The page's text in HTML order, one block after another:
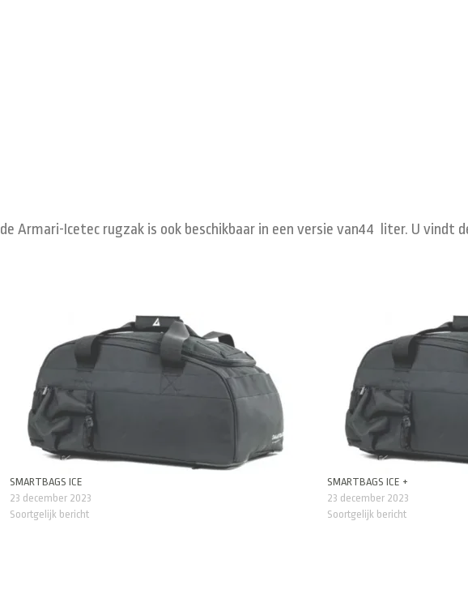
Armari-Icetec rugzak is ook beschikbaar in een versie van44 liter. U vindt
SMARTBAGS ICE
23 december 2023
Soortgelijk bericht
SMARTBAGS ICE +
23 december 2023
Soortgelijk bericht